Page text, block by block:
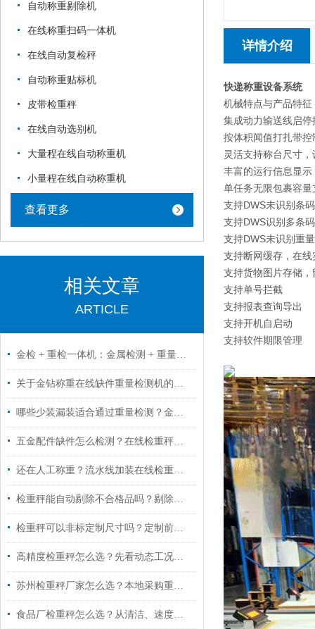
自动称重剔除机
在线称重扫码一体机
在线自动复检秤
自动称重贴标机
皮带检重秤
在线自动选别机
大量程在线自动称重机
小量程在线自动称重机
查看更多
相关文章
ARTICLE
金检 + 重检一体机：金属检测 + 重量检测一步到位
关于金钻称重在线缺件重量检测机的常见问题
哪些少装漏装适合通过重量检测？金钻重量检测机厂家
五金配件缺件怎么检测？在线检重秤让漏装筛查更稳定、更可追溯
还在人工称重？流水线加装在线检重秤到底有多香
检重秤能自动剔除不合格品吗？剔除方案如何确认
检重秤可以非标定制尺寸吗？定制前要准备哪些资料
高精度检重秤怎么选？先看动态工况再比较方案
苏州检重秤厂家怎么选？本地采购重点考察六项能力
食品厂检重秤怎么选？从清洁、速度到追溯的采购指南
详情介绍
快递称重设备系统
机械特点与产品特征
集成动力输送线启
按体积闻值打扎带
灵活支持称台尺寸
丰富的运行信息显示
单任务无限包裹容
支持DWS未识别条
支持DWS识别多条
支持DWS未识别重
支持断网缓存，在线
支持货物图片存储，
支持单号拦截
支持报表查询导出
支持开机自启动
支持软件期限管理